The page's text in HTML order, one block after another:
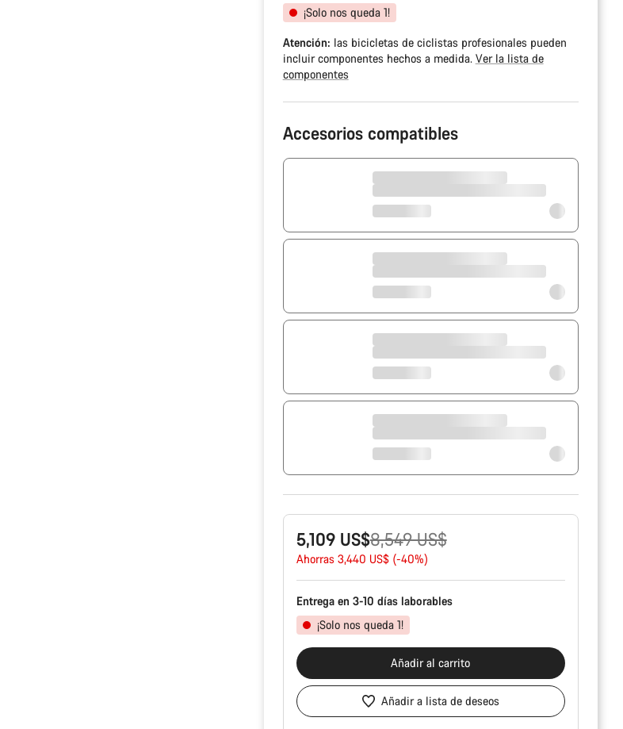
¡Solo nos queda 1!
Atención: las bicicletas de ciclistas profesionales pueden
incluir componentes hechos a medida. Ver la lista de
componentes
Accesorios compatibles
5,109 US$
Precio
original
8,549 US$
Ahorras 3,440 US$ (-40%)
Entrega en 3-10 días laborables
¡Solo nos queda 1!
Añadir al carrito
Añadir a lista de deseos